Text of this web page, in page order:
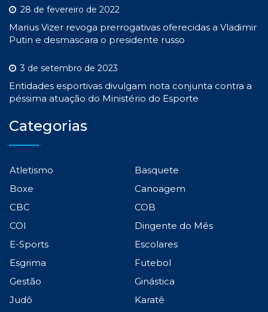
28 de fevereiro de 2022
Marius Vizer revoga prerrogativas oferecidas a Vladimir
Putin e desmascara o presidente russo
3 de setembro de 2023
Entidades esportivas divulgam nota conjunta contra a
péssima atuação do Ministério do Esporte
Categorias
Atletismo
Basquete
Boxe
Canoagem
CBC
COB
COI
Dirigente do Mês
E-Sports
Escolares
Esgrima
Futebol
Gestão
Ginástica
Judô
Karatê